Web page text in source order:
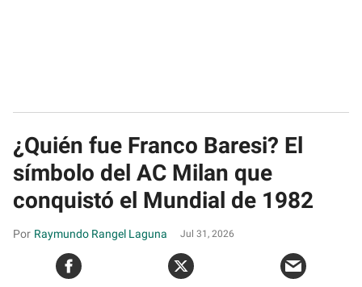
¿Quién fue Franco Baresi? El
símbolo del AC Milan que
conquistó el Mundial de 1982
Raymundo Rangel Laguna Jul 31, 2026